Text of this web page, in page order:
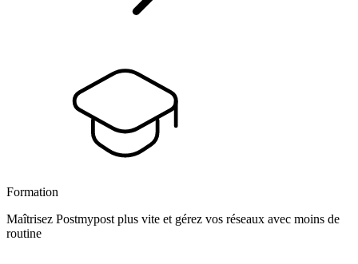
Formation
Maîtrisez Postmypost plus vite et gérez vos réseaux avec moins de
routine